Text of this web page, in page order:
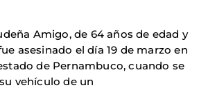
Amigo, de 64 años de edad y
asesinado el día 19 de marzo en
de Pernambuco, cuando se
vehículo de un